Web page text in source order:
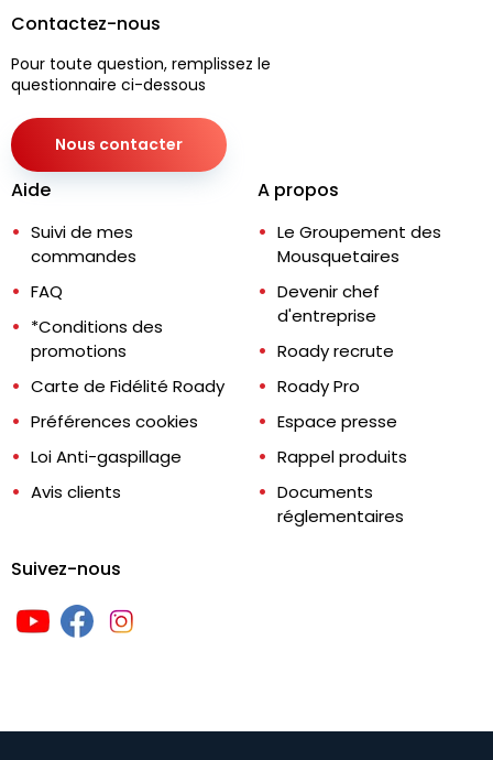
Contactez-nous
Pour toute question, remplissez le
questionnaire ci-dessous
Nous contacter
Aide
Suivi de mes
commandes
FAQ
*Conditions des
promotions
Carte de Fidélité Roady
Préférences cookies
Loi Anti-gaspillage
Avis clients
A propos
Le Groupement des
Mousquetaires
Devenir chef
d'entreprise
Roady recrute
Roady Pro
Espace presse
Rappel produits
Documents
réglementaires
Suivez-nous